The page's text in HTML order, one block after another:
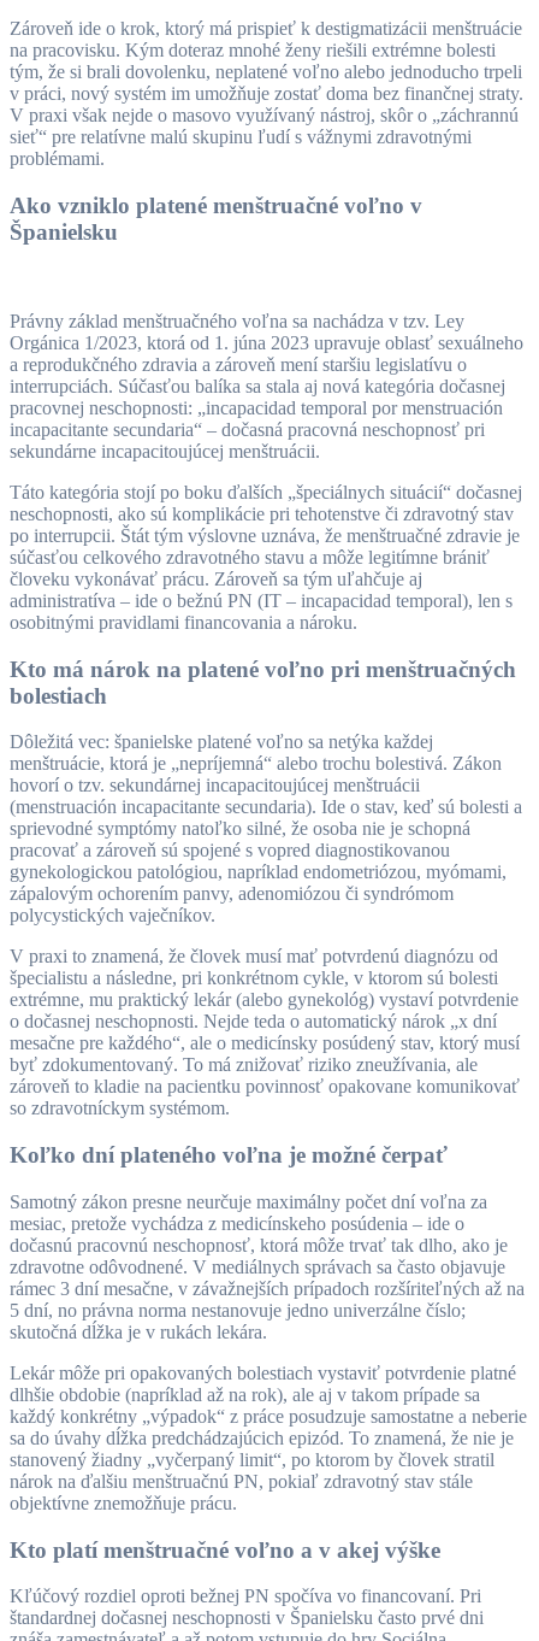
Zároveň ide o krok, ktorý má prispieť k destigmatizácii menštruácie
na pracovisku. Kým doteraz mnohé ženy riešili extrémne bolesti
tým, že si brali dovolenku, neplatené voľno alebo jednoducho trpeli
v práci, nový systém im umožňuje zostať doma bez finančnej straty.
V praxi však nejde o masovo využívaný nástroj, skôr o „záchrannú
sieť“ pre relatívne malú skupinu ľudí s vážnymi zdravotnými
problémami.
Ako vzniklo platené menštruačné voľno v
Španielsku
Právny základ menštruačného voľna sa nachádza v tzv. Ley
Orgánica 1/2023, ktorá od 1. júna 2023 upravuje oblasť sexuálneho
a reprodukčného zdravia a zároveň mení staršiu legislatívu o
interrupciách. Súčasťou balíka sa stala aj nová kategória dočasnej
pracovnej neschopnosti: „incapacidad temporal por menstruación
incapacitante secundaria“ – dočasná pracovná neschopnosť pri
sekundárne incapacitoujúcej menštruácii.
Táto kategória stojí po boku ďalších „špeciálnych situácií“ dočasnej
neschopnosti, ako sú komplikácie pri tehotenstve či zdravotný stav
po interrupcii. Štát tým výslovne uznáva, že menštruačné zdravie je
súčasťou celkového zdravotného stavu a môže legitímne brániť
človeku vykonávať prácu. Zároveň sa tým uľahčuje aj
administratíva – ide o bežnú PN (IT – incapacidad temporal), len s
osobitnými pravidlami financovania a nároku.
Kto má nárok na platené voľno pri menštruačných
bolestiach
Dôležitá vec: španielske platené voľno sa netýka každej
menštruácie, ktorá je „nepríjemná“ alebo trochu bolestivá. Zákon
hovorí o tzv. sekundárnej incapacitoujúcej menštruácii
(menstruación incapacitante secundaria). Ide o stav, keď sú bolesti a
sprievodné symptómy natoľko silné, že osoba nie je schopná
pracovať a zároveň sú spojené s vopred diagnostikovanou
gynekologickou patológiou, napríklad endometriózou, myómami,
zápalovým ochorením panvy, adenomiózou či syndrómom
polycystických vaječníkov.
V praxi to znamená, že človek musí mať potvrdenú diagnózu od
špecialistu a následne, pri konkrétnom cykle, v ktorom sú bolesti
extrémne, mu praktický lekár (alebo gynekológ) vystaví potvrdenie
o dočasnej neschopnosti. Nejde teda o automatický nárok „x dní
mesačne pre každého“, ale o medicínsky posúdený stav, ktorý musí
byť zdokumentovaný. To má znižovať riziko zneužívania, ale
zároveň to kladie na pacientku povinnosť opakovane komunikovať
so zdravotníckym systémom.
Koľko dní plateného voľna je možné čerpať
Samotný zákon presne neurčuje maximálny počet dní voľna za
mesiac, pretože vychádza z medicínskeho posúdenia – ide o
dočasnú pracovnú neschopnosť, ktorá môže trvať tak dlho, ako je
zdravotne odôvodnené. V mediálnych správach sa často objavuje
rámec 3 dní mesačne, v závažnejších prípadoch rozšíriteľných až na
5 dní, no právna norma nestanovuje jedno univerzálne číslo;
skutočná dĺžka je v rukách lekára.
Lekár môže pri opakovaných bolestiach vystaviť potvrdenie platné
dlhšie obdobie (napríklad až na rok), ale aj v takom prípade sa
každý konkrétny „výpadok“ z práce posudzuje samostatne a neberie
sa do úvahy dĺžka predchádzajúcich epizód. To znamená, že nie je
stanovený žiadny „vyčerpaný limit“, po ktorom by človek stratil
nárok na ďalšiu menštruačnú PN, pokiaľ zdravotný stav stále
objektívne znemožňuje prácu.
Kto platí menštruačné voľno a v akej výške
Kľúčový rozdiel oproti bežnej PN spočíva vo financovaní. Pri
štandardnej dočasnej neschopnosti v Španielsku často prvé dni